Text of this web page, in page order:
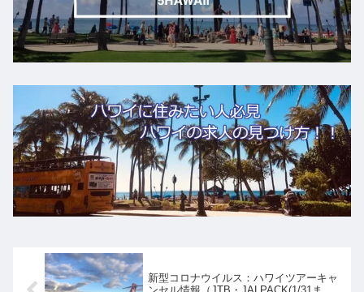
新型コロナウイルス：ハワイツアーキャ